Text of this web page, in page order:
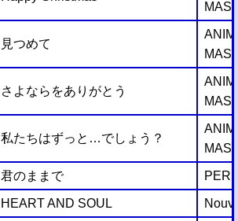
見つめて
さよならをありがとう
私たちはずっと…でしょう？
君のままで
HEART AND SOUL